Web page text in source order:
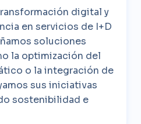
digital y
en servicios de I+D
soluciones
la optimización del
o la integración de
sus iniciativas
sostenibilidad e